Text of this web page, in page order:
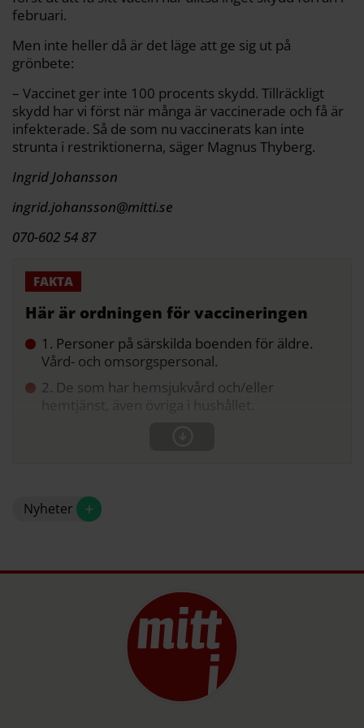
februari.
Men inte heller då är det läge att ge sig ut på
grönbete:
– Vaccinet ger inte 100 procents skydd. Tillräckligt
skydd har vi först när många är vaccinerade och få är
infekterade. Så de som nu vaccinerats kan inte
strunta i restriktionerna, säger Magnus Thyberg.
Ingrid Johansson
ingrid.johansson@mitti.se
070-602 54 87
Här är ordningen för vaccineringen
1. Personer på särskilda boenden för äldre.
Vård- och omsorgspersonal.
2. De som har hemsjukvård och/eller
Nyheter +